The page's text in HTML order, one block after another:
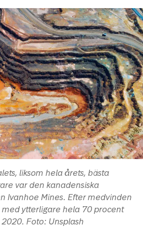
liksom hela årets, bästa
var den kanadensiska
Ivanhoe Mines. Efter medvinden
ytterligare hela 70 procent
Foto: Unsplash